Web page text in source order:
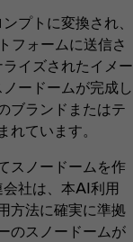
プトに変換され、
フォームに送信さ
イズされたイメー
ードームが完成し
ブランドまたはテ
れています。
スノードームを作
社は、本AI利用
方法に確実に準拠
のスノードームが